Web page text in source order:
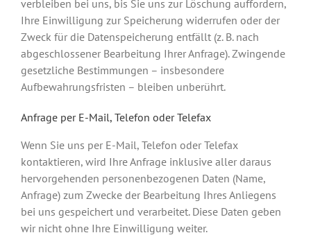
verbleiben bei uns, bis Sie uns zur Löschung auffordern,
Ihre Einwilligung zur Speicherung widerrufen oder der
Zweck für die Datenspeicherung entfällt (z. B. nach
abgeschlossener Bearbeitung Ihrer Anfrage). Zwingende
gesetzliche Bestimmungen – insbesondere
Aufbewahrungsfristen – bleiben unberührt.
Anfrage per E-Mail, Telefon oder Telefax
Wenn Sie uns per E-Mail, Telefon oder Telefax
kontaktieren, wird Ihre Anfrage inklusive aller daraus
hervorgehenden personenbezogenen Daten (Name,
Anfrage) zum Zwecke der Bearbeitung Ihres Anliegens
bei uns gespeichert und verarbeitet. Diese Daten geben
wir nicht ohne Ihre Einwilligung weiter.